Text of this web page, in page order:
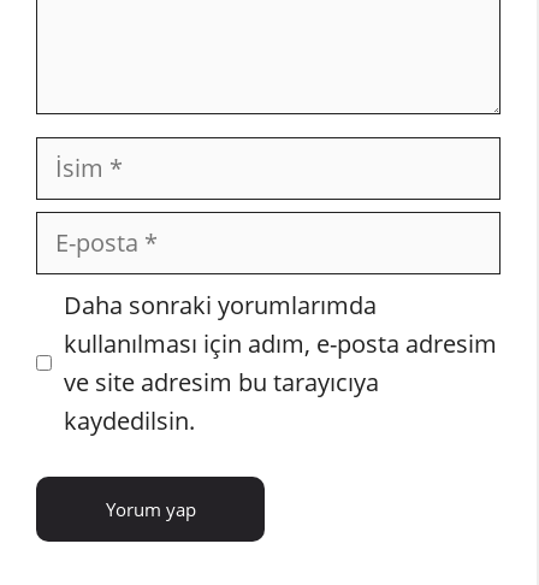
İsim
posta
İnternet
sitesi
Daha sonraki yorumlarımda
kullanılması için adım, e-posta adresim
ve site adresim bu tarayıcıya
kaydedilsin.